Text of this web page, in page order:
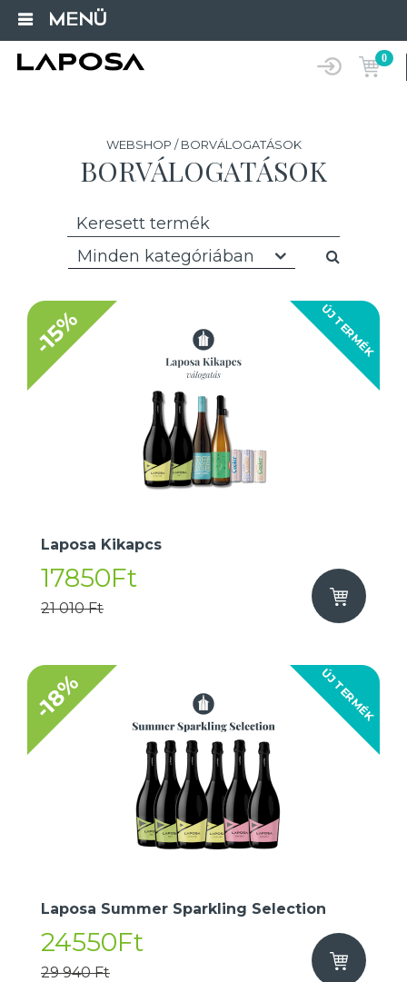
MENÜ
0
WEBSHOP / BORVÁLOGATÁSOK
BORVÁLOGATÁSOK
Minden kategóriában
ÚJ TERMÉK
-15%
Laposa Kikapcs
17850Ft
21 010 Ft
ÚJ TERMÉK
-18%
Laposa Summer Sparkling Selection
24550Ft
29 940 Ft